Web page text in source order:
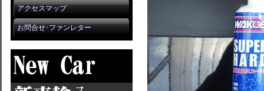
アクセスマップ
お問合せ･ファンレター